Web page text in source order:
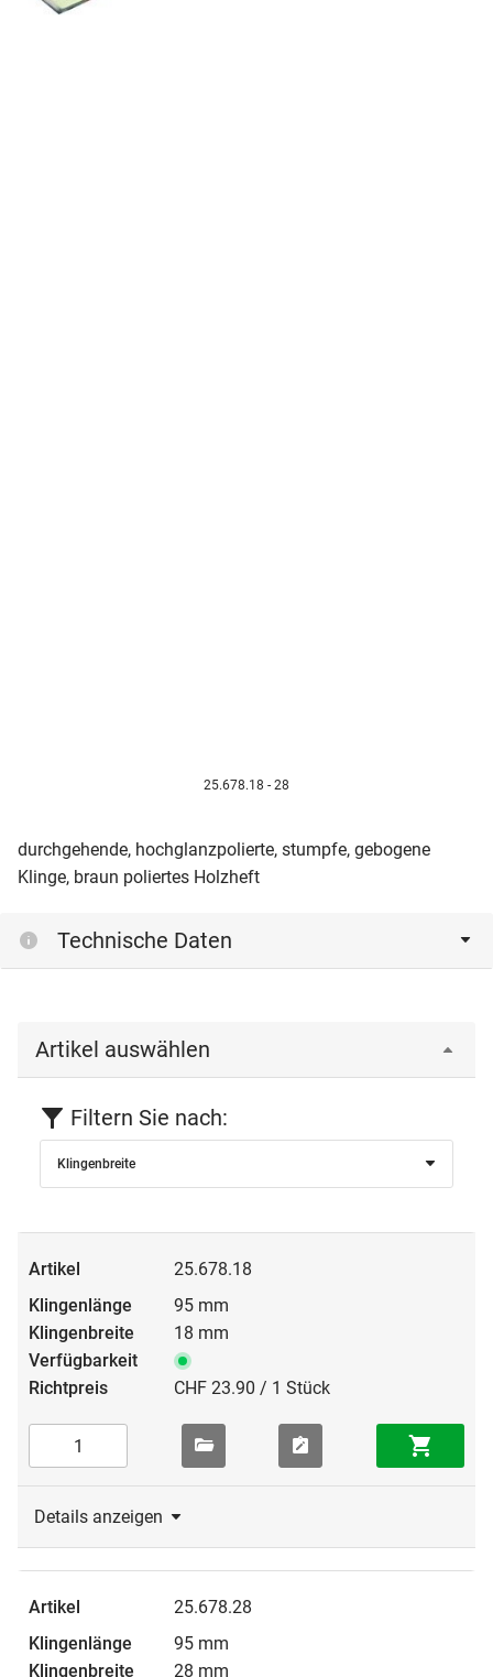
25.678.18 - 28
durchgehende, hochglanzpolierte, stumpfe, gebogene
Klinge, braun poliertes Holzheft
Technische Daten
Artikel auswählen
Filtern Sie nach:
Klingenbreite
25.678.18
95 mm
18 mm
CHF 23.90 / 1 Stück
Details anzeigen
25.678.28
95 mm
28 mm